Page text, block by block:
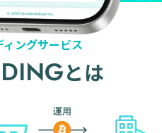
ングサービス
とは